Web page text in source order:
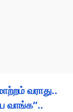
வராது..
வாங்க”..